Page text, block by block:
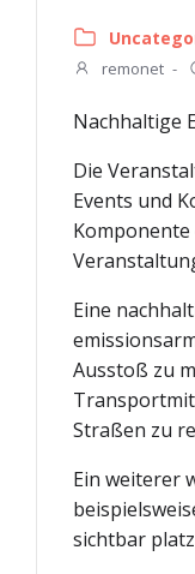
remonet -
Nachhaltige
Die
Events und
Eine
Ausstoß zu
Straßen zu
Ein weiterer
sichtbar